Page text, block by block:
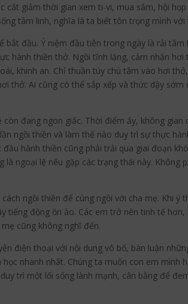
giảm thời gian xem ti-vi, mua sắm, hội
tâm linh, nghĩa là ta biết tôn trọng mình
bắt đầu. Ý niệm đầu tiên trong ngày là rải
hành thiền thở. Ngồi tĩnh lặng, cảm nhận
khinh an. Chỉ thuần túy chú tâm vào hơi
thở. Ai cũng có thể sắp xếp và thức dậy
đang ngon giấc. Thời điểm ấy, không
ngồi thiền và làm thế nào duy trì sự thực
hành thiền cũng phải trải qua giai đoạn
ngoại lệ nếu gặp các trạng thái này.
ngồi thiền để cùng ngồi với cha mẹ. Khi ý
tiếng động ồn ào. Các em trở nên tinh tế
cũng không nghĩ đến.
điện thoại với nội dung vô bổ, bàn luận
nhanh nhất. Chúng ta muốn con em
trì một lối sống lành mạnh, cân bằng để